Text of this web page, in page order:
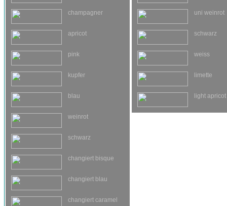
champagner
apricot
pink
kupfer
blau
weinrot
schwarz
changiert bisque
changiert blau
changiert caramel
uni weinrot
schwarz
weiss
limette
light apricot